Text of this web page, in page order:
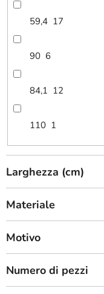
59,4 17
90 6
84,1 12
110 1
Larghezza (cm)
Materiale
Motivo
Numero di pezzi